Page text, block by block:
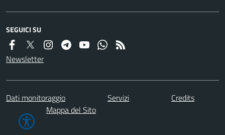
SEGUICI SU
Newsletter
Dati monitoraggio Servizi
Credits
Mappa del Sito